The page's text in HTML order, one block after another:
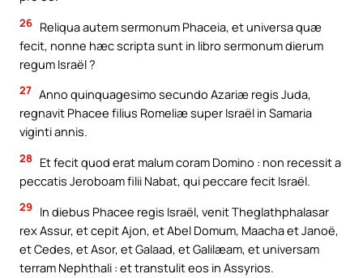
26 Reliqua autem sermonum Phaceia, et universa quæ
fecit, nonne hæc scripta sunt in libro sermonum dierum
regum Israël ?
27 Anno quinquagesimo secundo Azariæ regis Juda,
regnavit Phacee filius Romeliæ super Israël in Samaria
viginti annis.
28
Et fecit quod erat malum coram Domino : non recessit a
peccatis Jeroboam filii Nabat, qui peccare fecit Israël.
29
In diebus Phacee regis Israël, venit Theglathphalasar
rex Assur, et cepit Ajon, et Abel Domum, Maacha et Janoë,
et Cedes, et Asor, et Galaad, et Galilæam, et universam
terram Nephthali : et transtulit eos in Assyrios.